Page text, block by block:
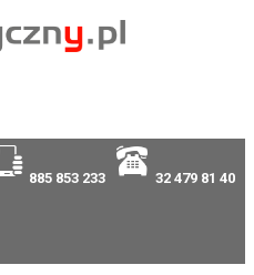
885 853 233 32 479 81 40